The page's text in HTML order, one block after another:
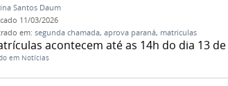
Santos Daum
11/03/2026
em: segunda chamada, aprova paraná, matriculas
acontecem até as 14h do dia 13
em Notícias